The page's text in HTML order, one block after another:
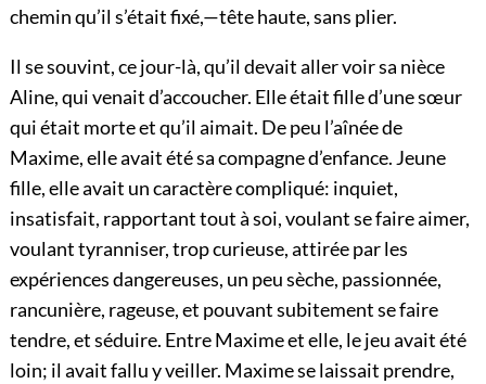
chemin qu’il s’était fixé,—tête haute, sans plier.
Il se souvint, ce jour-là, qu’il devait aller voir sa nièce
Aline, qui venait d’accoucher. Elle était fille d’une sœur
qui était morte et qu’il aimait. De peu l’aînée de
Maxime, elle avait été sa compagne d’enfance. Jeune
fille, elle avait un caractère compliqué: inquiet,
insatisfait, rapportant tout à soi, voulant se faire aimer,
voulant tyranniser, trop curieuse, attirée par les
expériences dangereuses, un peu sèche, passionnée,
rancunière, rageuse, et pouvant subitement se faire
tendre, et séduire. Entre Maxime et elle, le jeu avait été
loin; il avait fallu y veiller. Maxime se laissait prendre,